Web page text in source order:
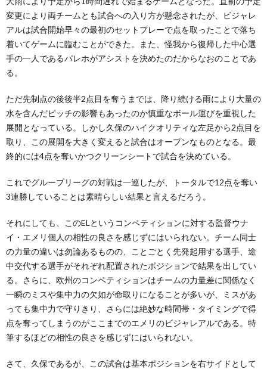
変更により両チームとも試合への入り方が懸念されたが、ビジャレ
アルは試合開始早々の最初のセットプレーで点を取ったことで落ち
着いてゲームに臨むことができた。また、怪我から復帰した中心選
手の一人であるパレホがアシストを決めたのだからなおのことであ
る。
ただ先制点の後後半2点目を奪うまでは、降り続ける雨により大量の
水を含んだピッチの影響もあったのか慎重なボール運びを重視した
展開となっている。しかし久保のハイクオリティな左足から2点目を
取り、この展開を大きく変えると試合はオープンなものとなる。最
終的には4点を奪いかつクリーンシートで試合を決めている。
これでグループリーグの対戦は一巡したが、トータルで12点を奪い
3連勝していることは素晴らしい結果と言えるだろう。
それにしても、このELというコンペティションに対する監督ウナ
イ・エメリ個人の相性の良さを感じずにはいられない。チーム同士
の力量の違いは勿論あるものの、ことごとく先発起用する選手、途
中交代する選手がそれぞれ配置されたポジションで結果を出してい
る。さらに、欧州のコンペティションはチームの力量差に関係なく
一瞬のミスや集中力の欠如が命取りになることが多いが、ミスがあ
っても集中力で守りきり、さらには絶妙な時間帯・タイミングで得
点を奪ってしまうのがここまでのエメリのビジャレアルである。特
筆するほどの相性の良さを感じずにはいられない。
さて、久保であるが、この試合は基本ポジションを右サイドとして